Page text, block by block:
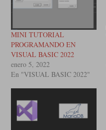
MINI TUTORIAL
PROGRAMANDO EN
VISUAL BASIC 2022
enero 5, 2022
En "VISUAL BASIC 2022"